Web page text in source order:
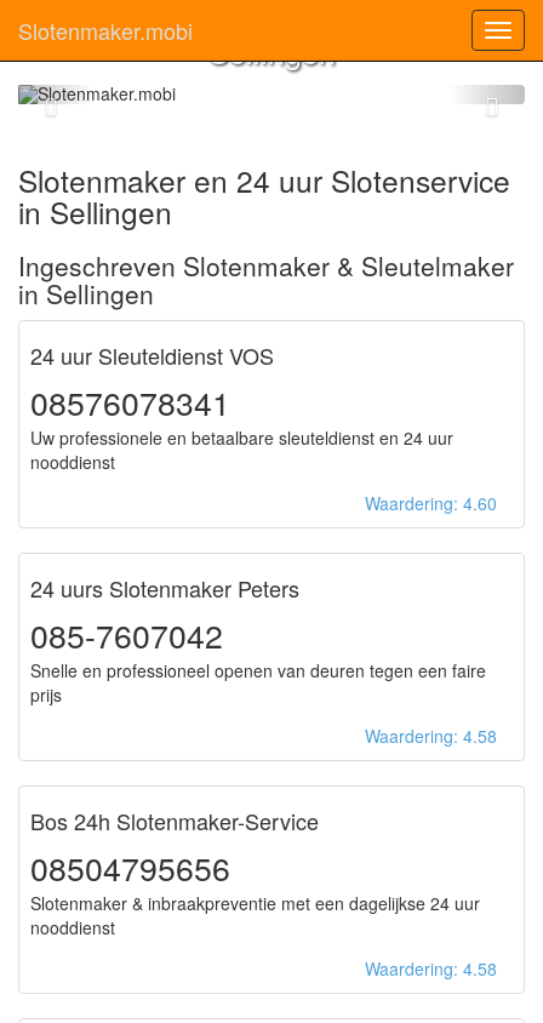
Slotenmaker.mobiSlotenmaker
Sellingen
Slotenmaker en 24 uur Slotenservice
in Sellingen
Ingeschreven Slotenmaker & Sleutelmaker
in Sellingen
24 uur Sleuteldienst VOS
08576078341
Uw professionele en betaalbare sleuteldienst en 24 uur
nooddienst
Waardering: 4.60
24 uurs Slotenmaker Peters
085-7607042
Snelle en professioneel openen van deuren tegen een faire
prijs
Waardering: 4.58
Bos 24h Slotenmaker-Service
08504795656
Slotenmaker & inbraakpreventie met een dagelijkse 24 uur
nooddienst
Waardering: 4.58